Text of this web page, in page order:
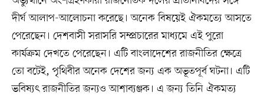
দীর্ঘ আলাপ-আলোচনা করেছে। অনেক বিষয়েই ঐকমত্যে আসতে
পেরেছেন। দেশবাসী সরাসরি সম্প্রচারের মাধ্যমে এই পুরো
কার্যক্রম দেখতে পেরেছেন। এটি বাংলাদেশের রাজনীতির ক্ষেত্রে
তো বটেই, পৃথিবীর অনেক দেশের জন্য এক অভূতপূর্ব ঘটনা। এটি
ভবিষ্যৎ রাজনীতির জন্যও আশাব্যঞ্জক। এ জন্য তিনি ঐকমত্য